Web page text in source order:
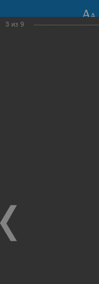
630099, г.
Общественная приемная
3 из 9